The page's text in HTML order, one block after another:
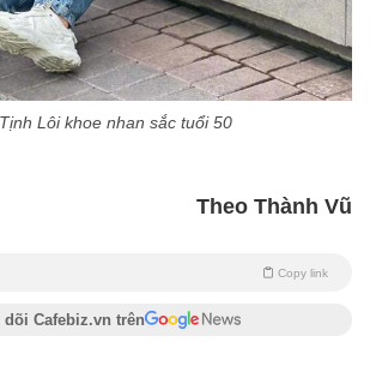
Lôi khoe nhan sắc tuổi 50
Theo Thành Vũ
Copy link
dõi Cafebiz.vn trên